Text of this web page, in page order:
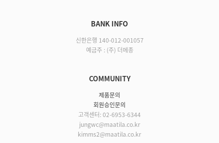
BANK INFO
신한은행 140-012-001057
예금주 : (주) 더메종
COMMUNITY
제품문의
회원승인문의
고객센터: 02-6953-6344
jungwc@maatila.co.kr
kimms2@maatila.co.kr